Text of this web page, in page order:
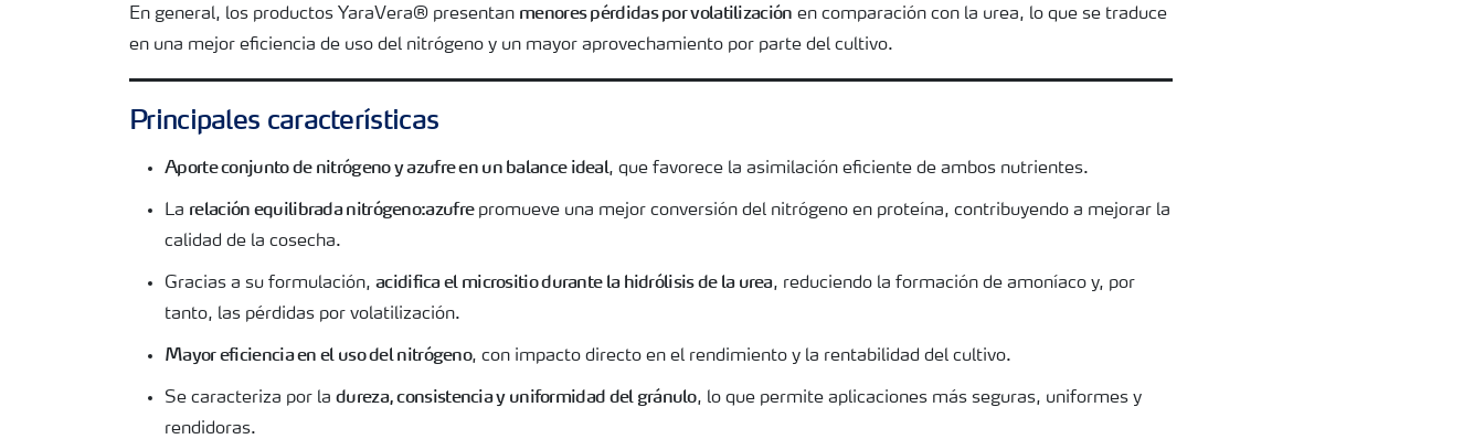
En general, los productos YaraVera® presentan menores pérdidas por volatilización en comparación con la urea, lo que se traduce
en una mejor eficiencia de uso del nitrógeno y un mayor aprovechamiento por parte del cultivo.
Principales características
Aporte conjunto de nitrógeno y azufre en un balance ideal, que favorece la asimilación eficiente de ambos nutrientes.
La relación equilibrada nitrógeno:azufrepromueve una mejor conversión del nitrógeno en proteína, contribuyendo a mejorar la
calidad de la cosecha.
Gracias a su formulación, acidifica el micrositio durante la hidrólisis de la urea, reduciendo la formación de amoníaco y, por
tanto, las pérdidas por volatilización.
Mayor eficiencia en el uso del nitrógeno, con impacto directo en el rendimiento y la rentabilidad del cultivo.
Se caracteriza por la dureza, consistencia y uniformidad del gránulo, lo que permite aplicaciones más seguras, uniformes y
rendidoras.